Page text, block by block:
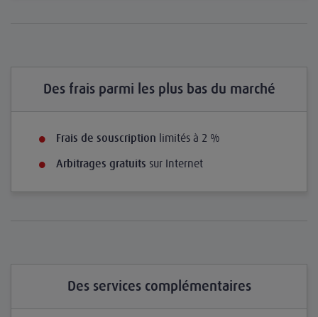
Des frais parmi les plus bas du marché
Frais de souscription limités à 2 %
Arbitrages gratuits sur Internet
Des services complémentaires